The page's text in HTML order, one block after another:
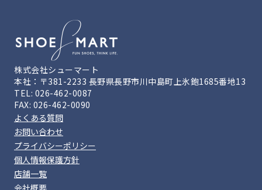
株式会社シューマート
本社：〒381-2233 長野県長野市川中島町上氷鉋1685番地13
TEL: 026-462-0087
FAX: 026-462-0090
よくある質問
お問い合わせ
プライバシーポリシー
個人情報保護方針
店舗一覧
会社概要